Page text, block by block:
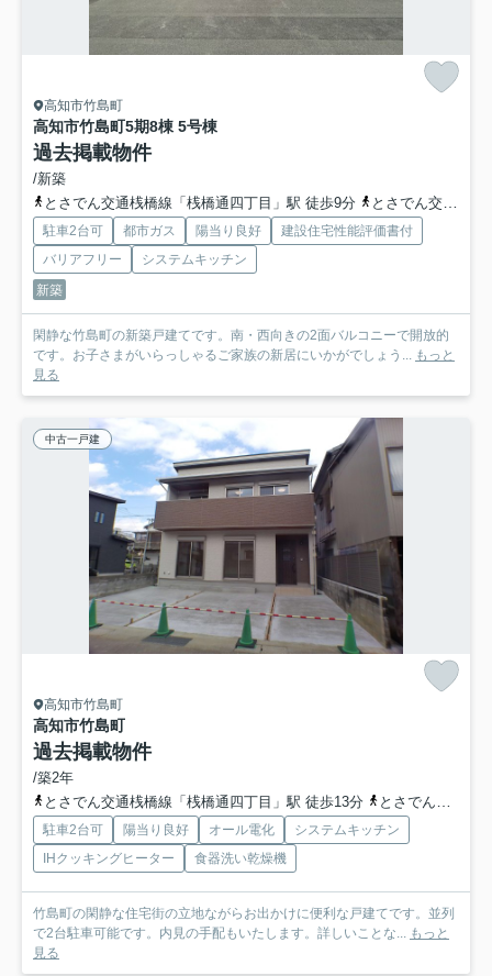
高知市竹島町
高知市竹島町5期8棟 5号棟
過去掲載物件
/新築
とさでん交通桟橋線「桟橋通四丁目」駅 徒歩9分
とさでん交通「竹島高銀前」バス停下車 徒歩4分
駐車2台可 都市ガス 陽当り良好
建設住宅性能評価書付
バリアフリー
システムキッチン
新築
閑静な竹島町の新築戸建てです。南・西向きの2面バルコニーで開放的
です。お子さまがいらっしゃるご家族の新居にいかがでしょう...
もっと
見る
中古一戸建
高知市竹島町
高知市竹島町
過去掲載物件
/築2年
とさでん交通桟橋線「桟橋通四丁目」駅 徒歩13分
とさでん交通「潮江南小通」バス停下車 徒歩3分
駐車2台可 陽当り良好 オール電化
システムキッチン
IHクッキングヒーター
食器洗い乾燥機
竹島町の閑静な住宅街の立地ながらお出かけに便利な戸建てです。並列
で2台駐車可能です。内見の手配もいたします。詳しいことな... もっと
見る